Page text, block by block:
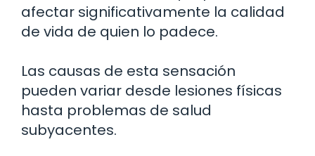
afectar significativamente la calidad
de vida de quien lo padece.
Las causas de esta sensación
pueden variar desde lesiones físicas
hasta problemas de salud
subyacentes.